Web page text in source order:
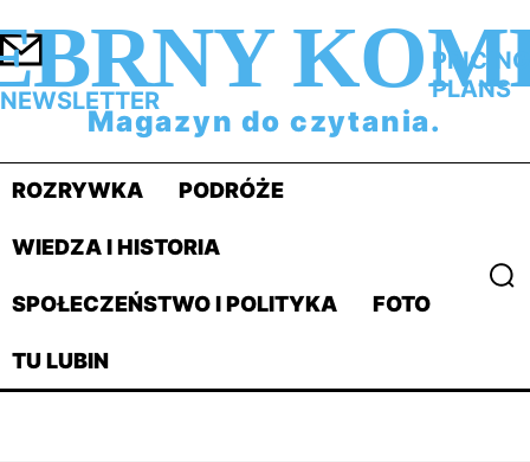
NEWSLETTER
Magazyn do czytania.
PRICING
PLANS
ROZRYWKA PODRÓŻE
WIEDZA I HISTORIA
SPOŁECZEŃSTWO I POLITYKA FOTO
TU LUBIN